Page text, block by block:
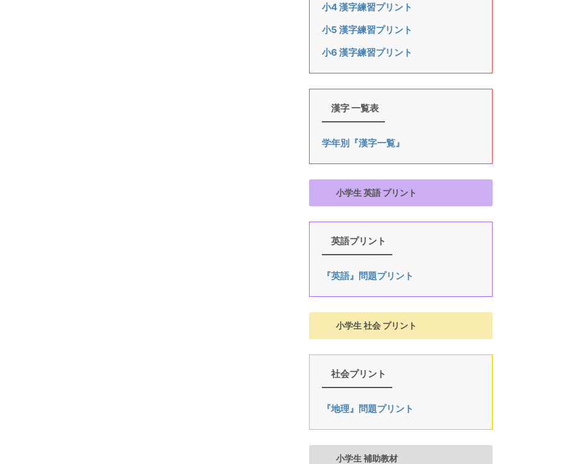
小4 漢字練習プリント
小5 漢字練習プリント
小6 漢字練習プリント
漢字 一覧表
学年別『漢字一覧』
小学生 英語 プリント
英語プリント
『英語』問題プリント
小学生 社会 プリント
社会プリント
『地理』問題プリント
小学生 補助教材